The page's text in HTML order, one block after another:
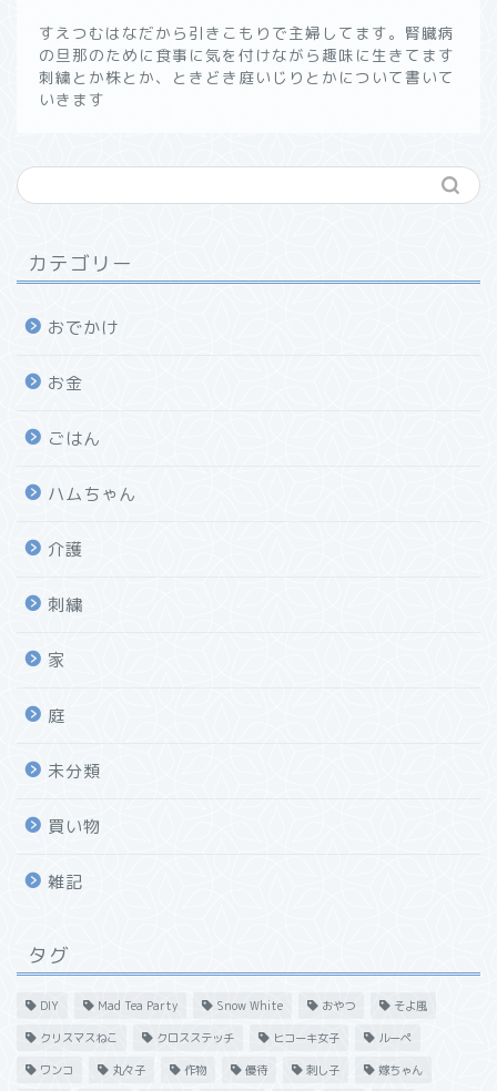
すえつむはなだから引きこもりで主婦してます。腎臓病
の旦那のために食事に気を付けながら趣味に生きてます
刺繍とか株とか、ときどき庭いじりとかについて書いて
いきます
カテゴリー
おでかけ
お金
ごはん
ハムちゃん
介護
刺繍
家
庭
未分類
買い物
雑記
タグ
DIY Mad Tea Party Snow White おやつ そよ風
クリスマスねこ クロスステッチ ヒコーキ女子 ルーペ
ワンコ 丸々子 作物 優待 刺し子 嫁ちゃん